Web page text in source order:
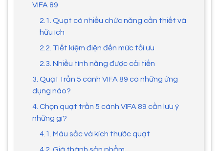
VIFA 89
2.1. Quạt có nhiều chức năng cần thiết và
hữu ích
2.2. Tiết kiệm điện đến mức tối ưu
2.3. Nhiều tính năng được cải tiến
3. Quạt trần 5 cánh VIFA 89 có những ứng
dụng nào?
4. Chọn quạt trần 5 cánh VIFA 89 cần lưu ý
những gì?
4.1. Màu sắc và kích thước quạt